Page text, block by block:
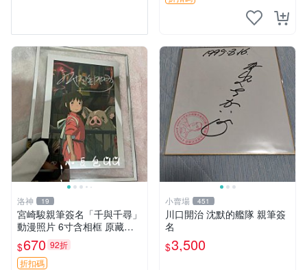
洛神 19
宮崎駿親筆簽名「千與千尋」
動漫照片 6寸含相框 原藏品
直賣 千與千尋 簽名照 相片收
藏
$670 92折
折扣碼
小賣場 451
川口開治 沈默的艦隊 親筆簽
名
$3,500